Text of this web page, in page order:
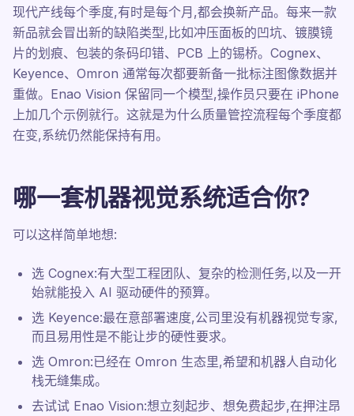
现代产线每个季度,有时是每个月,都会换新产品。每来一款
新品就会冒出新的缺陷类型,比如冲压面板的凹坑、镀膜镜
片的划痕、包装的条码印错、PCB 上的锡桥。Cognex、
Keyence、Omron 通常每次都要新备一批标注图像数据并
重做。Enao Vision 保留同一个模型,操作员只要在 iPhone
上加几个示例就行。这就是为什么质量管控流程每个季度都
在变,系统仍然能保持有用。
哪一套机器视觉系统适合你?
可以这样简单地想:
选 Cognex:有大型工程团队、复杂的检测任务,以及一开
始就能投入 AI 驱动硬件的预算。
选 Keyence:最在意部署速度,公司里没有机器视觉专家,
而且易用性是不能让步的硬性要求。
选 Omron:已经在 Omron 生态里,希望和机器人自动化
栈无缝集成。
去试试 Enao Vision:想立刻起步、想免费起步,在押注昂